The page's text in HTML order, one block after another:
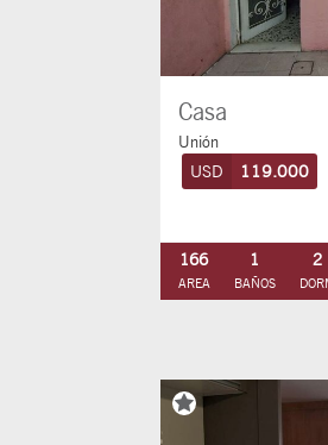
Casa
Unión
USD 119.000
166
AREA
1
BAÑOS
2